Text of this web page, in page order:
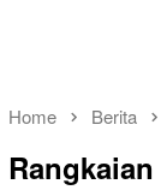
Home Berita